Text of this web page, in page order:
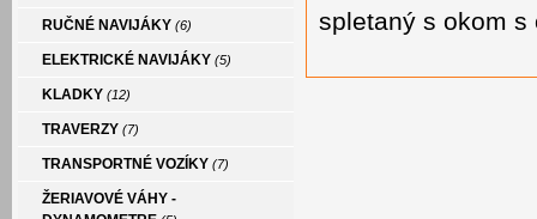
spletaný s okom s
RUČNÉ NAVIJÁKY (6)
ELEKTRICKÉ NAVIJÁKY (5)
KLADKY (12)
TRAVERZY (7)
TRANSPORTNÉ VOZÍKY (7)
ŽERIAVOVÉ VÁHY -